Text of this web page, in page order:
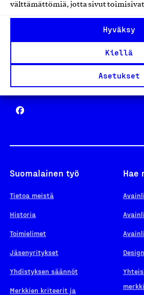
välttämättömiä, jotta sivut
Hyväksy
Kiellä
Asetukset
Yhteiskunnallinen Yritys -merkki
Suomalainen työ
Tietoa meistä
Historia
Toimielimet
Jäsenyritykset
Yhdistyksen säännöt
Merkkien kriteerit ja
Hae
merkki